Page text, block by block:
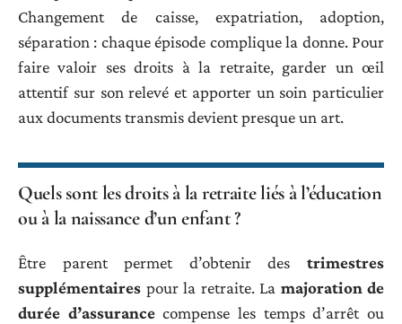
Changement de caisse, expatriation, adoption,
séparation : chaque épisode complique la donne. Pour
faire valoir ses droits à la retraite, garder un œil
attentif sur son relevé et apporter un soin particulier
aux documents transmis devient presque un art.
Quels sont les droits à la retraite liés à l’éducation
ou à la naissance d’un enfant ?
Être parent permet d’obtenir des trimestres
supplémentaires pour la retraite. La majoration de
durée d’assurancecompense les temps d’arrêt ou